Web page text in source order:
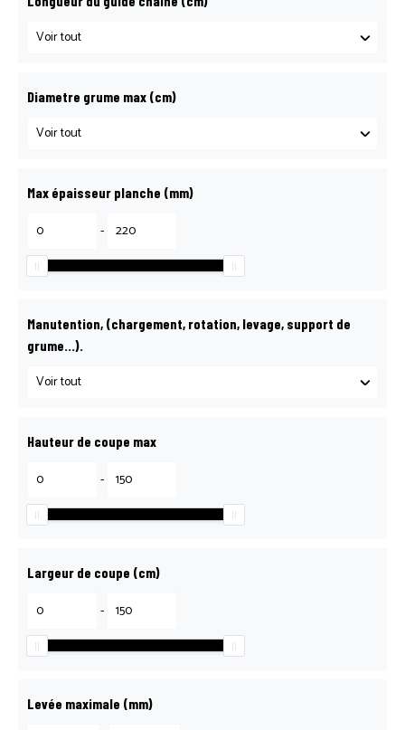
Diametre grume max (cm)
Max épaisseur planche (mm)
-
Manutention, (chargement, rotation, levage, support de
grume…).
Hauteur de coupe max
-
Largeur de coupe (cm)
-
Levée maximale (mm)